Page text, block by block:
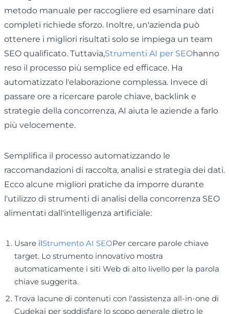
metodo manuale per raccogliere ed esaminare dati
completi richiede sforzo. Inoltre, un'azienda può
ottenere i migliori risultati solo se impiega un team
SEO qualificato. Tuttavia,Strumenti AI per SEOhanno
reso il processo più semplice ed efficace. Ha
automatizzato l'elaborazione complessa. Invece di
passare ore a ricercare parole chiave, backlink e
strategie della concorrenza, AI aiuta le aziende a farlo
più velocemente.
Semplifica il processo automatizzando le
raccomandazioni di raccolta, analisi e strategia dei dati.
Ecco alcune migliori pratiche da imporre durante
l'utilizzo di strumenti di analisi della concorrenza SEO
alimentati dall'intelligenza artificiale:
Usare ilStrumento AI SEOPer cercare parole chiave
target. Lo strumento innovativo mostra
automaticamente i siti Web di alto livello per la parola
chiave suggerita.
Trova lacune di contenuti con l'assistenza all-in-one di
Cudekai per soddisfare lo scopo generale dietro le